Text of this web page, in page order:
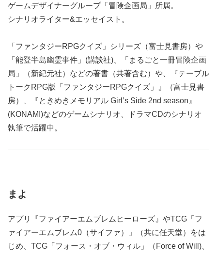
ゲームデザイナーグループ「冒険企画局」所属。
シナリオライター&エッセイスト。
「ファンタジーRPGクイズ」シリーズ（富士見書房）や
「能登半島幽霊事件」(講談社)、「まるごと一冊冒険企画
局」（新紀元社）などの著書（共著含む）や、『テーブル
トークRPG版「ファンタジーRPGクイズ」』（富士見書
房）、『ときめきメモリアル Girl’s Side 2nd season』
(KONAMI)などのゲームシナリオ、ドラマCDのシナリオ
執筆で活躍中。
まよ
アプリ『ファイアーエムブレムヒーローズ』やTCG「フ
ァイアーエムブレム0（サイファ）」（共に任天堂）をは
じめ、TCG「フォース・オブ・ウィル」（Force of Will)、